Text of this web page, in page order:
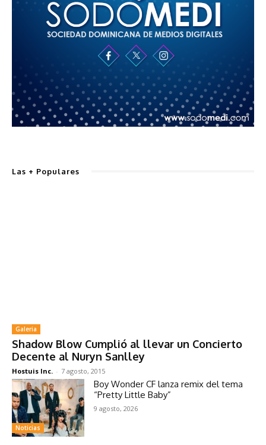
Las + Populares
Galeria
Shadow Blow Cumplió al llevar un Concierto
Decente al Nuryn Sanlley
Hostuis Inc. - 7 agosto, 2015
Noticias
Boy Wonder CF lanza remix del tema
“Pretty Little Baby”
9 agosto, 2026